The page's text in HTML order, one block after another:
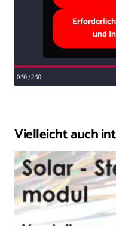
und
Vielleicht auch